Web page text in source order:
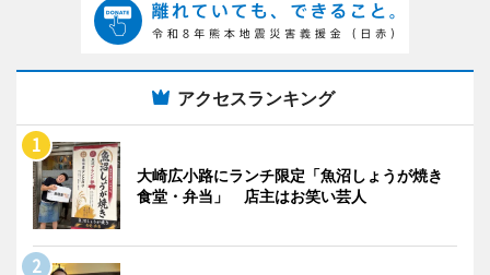
アクセスランキング
大崎広小路にランチ限定「魚沼しょうが焼き
食堂・弁当」 店主はお笑い芸人